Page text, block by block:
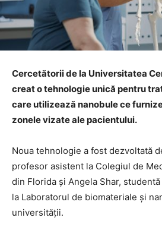
Cercetătorii de la Universitatea
creat o tehnologie unică pentru
care utilizează nanobule ce
zonele vizate ale pacientului.
Noua tehnologie a fost dezvoltată
profesor asistent la Colegiul de
din Florida și Angela Shar,
la Laboratorul de biomateriale și
universității.